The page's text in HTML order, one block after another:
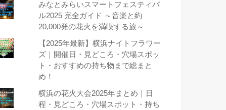
みなとみらいスマートフェスティバ
ル2025 完全ガイド ～音楽と約
20,000発の花火を満喫する旅～
【2025年最新】横浜ナイトフラワー
ズ｜開催日・見どころ・穴場スポッ
ト・おすすめの持ち物まで総まと
め！
横浜の花火大会2025年まとめ｜日
程・見どころ・穴場スポット・持ち